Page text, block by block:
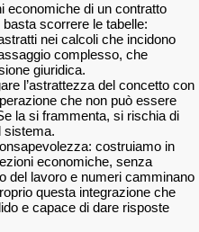
economiche di un contratto
scorrere le tabelle:
nei calcoli che incidono
complesso, che
giuridica.
l’astrattezza del concetto con
che non può essere
la si frammenta, si rischia di
sistema.
costruiamo in
economiche, senza
del lavoro e numeri camminano
questa integrazione che
e capace di dare risposte